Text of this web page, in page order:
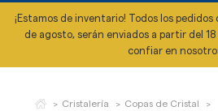
¡Estamos de inventario! Todos los pedidos
de agosto, serán enviados a partir del 18
confiar en
Cristalería
Copas de Cristal